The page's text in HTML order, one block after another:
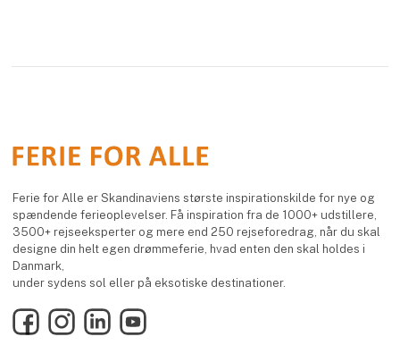
Ferie for Alle er Skandinaviens største inspirationskilde for nye og
spændende ferieoplevelser. Få inspiration fra de 1000+ udstillere,
3500+ rejseeksperter og mere end 250 rejseforedrag, når du skal
designe din helt egen drømmeferie, hvad enten den skal holdes i
Danmark,
under sydens sol eller på eksotiske destinationer.
FacebookInstagramLinkedInYouTube